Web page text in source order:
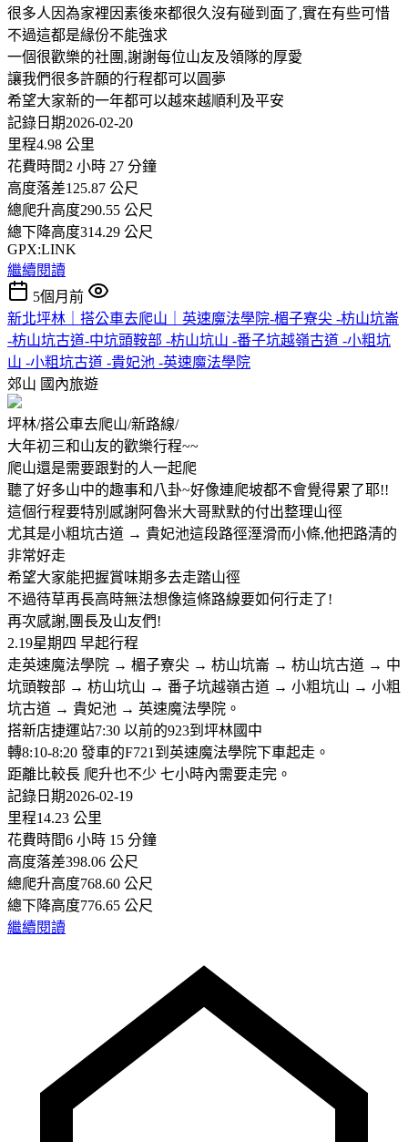
很多人因為家裡因素後來都很久沒有碰到面了,實在有些可惜
不過這都是緣份不能強求
一個很歡樂的社團,謝謝每位山友及領隊的厚愛
讓我們很多許願的行程都可以圓夢
希望大家新的一年都可以越來越順利及平安
記錄日期2026-02-20
里程4.98 公里
花費時間2 小時 27 分鐘
高度落差125.87 公尺
總爬升高度290.55 公尺
總下降高度314.29 公尺
GPX:LINK
繼續閱讀
5個月前
新北坪林｜搭公車去爬山｜英速魔法學院-楣子寮尖 -枋山坑崙
-枋山坑古道-中坑頭鞍部 -枋山坑山 -番子坑越嶺古道 -小粗坑
山 -小粗坑古道 -貴妃池 -英速魔法學院
郊山 國內旅遊
坪林/搭公車去爬山/新路線/
大年初三和山友的歡樂行程~~
爬山還是需要跟對的人一起爬
聽了好多山中的趣事和八卦~好像連爬坡都不會覺得累了耶!!
這個行程要特別感謝阿魯米大哥默默的付出整理山徑
尤其是小粗坑古道 → 貴妃池這段路徑溼滑而小條,他把路清的
非常好走
希望大家能把握賞味期多去走踏山徑
不過待草再長高時無法想像這條路線要如何行走了!
再次感謝,團長及山友們!
2.19星期四 早起行程
走英速魔法學院 → 楣子寮尖 → 枋山坑崙 → 枋山坑古道 → 中
坑頭鞍部 → 枋山坑山 → 番子坑越嶺古道 → 小粗坑山 → 小粗
坑古道 → 貴妃池 → 英速魔法學院。
搭新店捷運站7:30 以前的923到坪林國中
轉8:10-8:20 發車的F721到英速魔法學院下車起走。
距離比較長 爬升也不少 七小時內需要走完。
記錄日期2026-02-19
里程14.23 公里
花費時間6 小時 15 分鐘
高度落差398.06 公尺
總爬升高度768.60 公尺
總下降高度776.65 公尺
繼續閱讀